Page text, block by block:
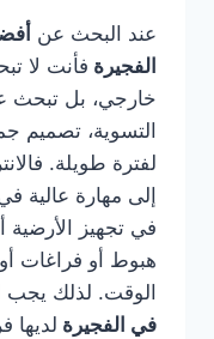
عند البحث عن
الفجيرة فأنت لا
خارجي، بل تبحث
التسوية، تصميم
لفترة طويلة.
إلى مهارة عالية
في تجهيز الأرضية
هبوط أو فراغات
الوقت. لذلك يجب
في الفجيرة